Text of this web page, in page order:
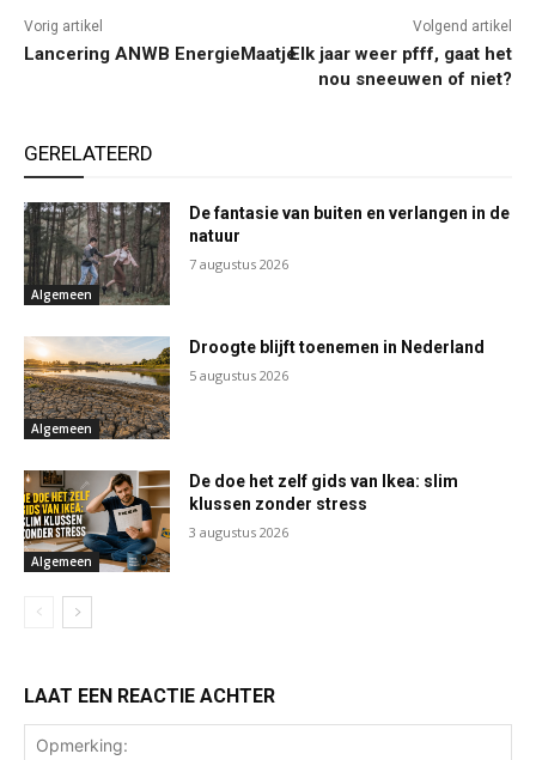
Vorig artikel
Lancering ANWB EnergieMaatje
Volgend artikel
Elk jaar weer pfff, gaat het
nou sneeuwen of niet?
GERELATEERD
Algemeen
De fantasie van buiten en verlangen in de
natuur
7 augustus 2026
Algemeen
Droogte blijft toenemen in Nederland
5 augustus 2026
Algemeen
De doe het zelf gids van Ikea: slim
klussen zonder stress
3 augustus 2026
LAAT EEN REACTIE ACHTER